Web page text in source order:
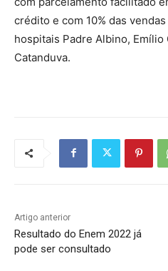
crédito e com 10% das
hospitais Padre Albino,
Catanduva.
Artigo anterior
Resultado do Enem 2022 já
pode ser consultado